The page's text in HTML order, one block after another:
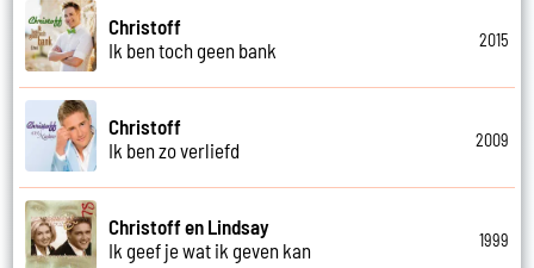
Christoff
Ik ben toch geen bank
2015
Christoff
Ik ben zo verliefd
2009
Christoff en Lindsay
Ik geef je wat ik geven kan
1999